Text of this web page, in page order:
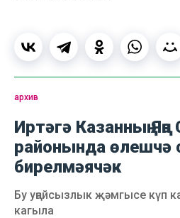
архив
Иртәгә Казанның Яңа
районында өлешчә
бирелмәячәк
Бу уңайсызлык җәмгысе күп
кагыла